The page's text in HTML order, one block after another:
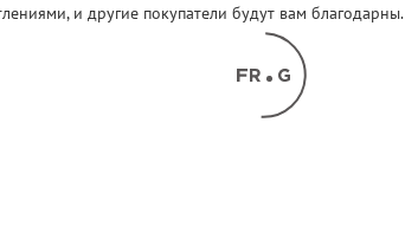
и другие покупатели будут вам благодарны.